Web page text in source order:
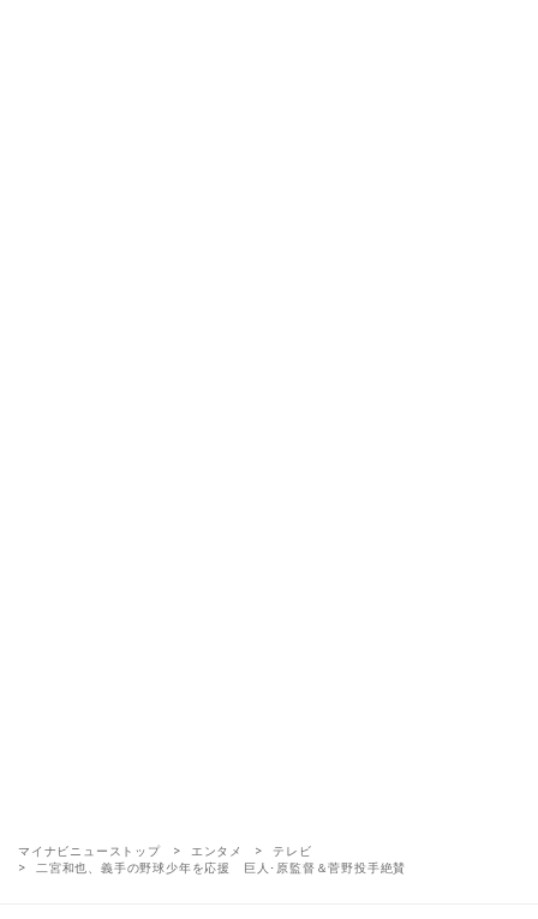
マイナビニューストップ エンタメ
テレビ
二宮和也、義手の野球少年を応援 巨人･原監督＆菅野投手絶賛